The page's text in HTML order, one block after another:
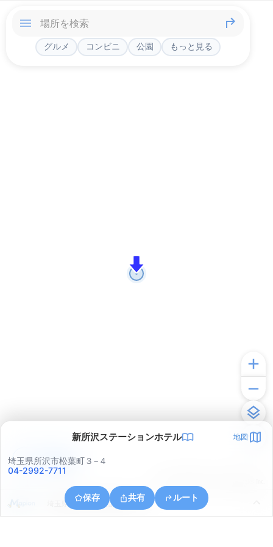
グルメ コンビニ 公園 もっと見る
新所沢ステーションホテル 地図
埼玉県所沢市松葉町３−４
04-2992-7711
保存 共有 ルート
埼玉県所沢市小手指南６丁目５
アプリで見る